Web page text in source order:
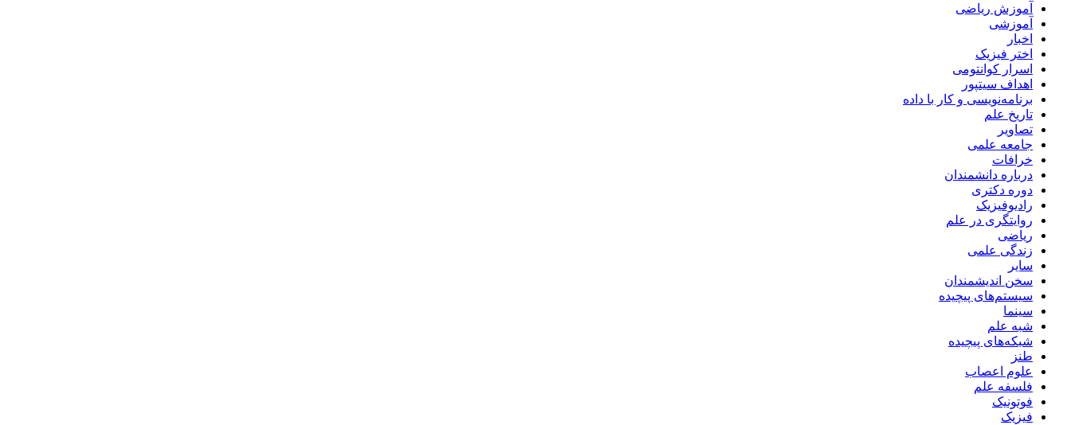
آموزش ریاضی
آموزشی
اخبار
اختر فیزیک
اسرار کوانتومی
اهداف سیتپور
برنامه‌نویسی و کار با داده
تاریخ علم
تصاویر
جامعه علمی
خرافات
درباره دانشمندان
دوره دکتری
رادیوفیزیک
روایتگری در علم
ریاضی
زندگی علمی
سایر
سخن اندیشمندان
سیستم‌های پیچیده
سینما
شبه علم
شبکه‌های پیچیده
طنز
علوم اعصاب
فلسفه علم
فوتونیک
فیزیک